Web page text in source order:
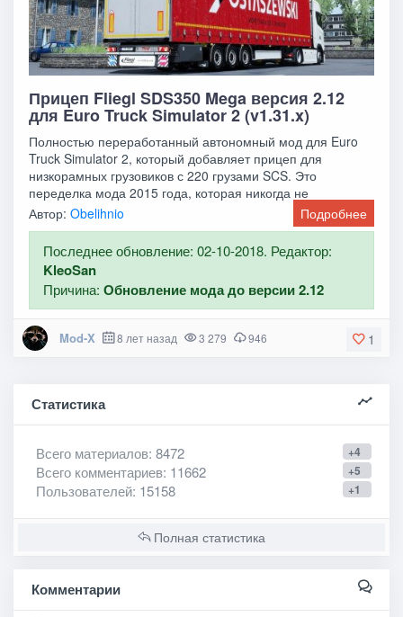
Прицеп Fliegl SDS350 Mega версия 2.12
для Euro Truck Simulator 2 (v1.31.x)
Полностью переработанный автономный мод для Euro
Truck Simulator 2, который добавляет прицеп для
низкорамных грузовиков с 220 грузами SCS. Это
переделка мода 2015 года, которая никогда не
обновлялась
Автор:Obelihnio Подробнее
Последнее обновление: 02-10-2018. Редактор:
KleoSan
Причина:Обновление мода до версии 2.12
1
Mod-X 8 лет назад 3 279 946
Статистика
+4
Всего материалов: 8472
+5
Всего комментариев: 11662
+1
Пользователей: 15158
Полная статистика
Комментарии